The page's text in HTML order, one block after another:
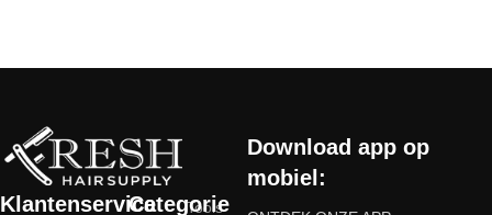
KlantenserviceCategorie
Tools
Download app op
mobiel: